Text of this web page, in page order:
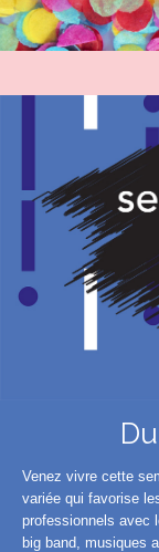
Venez vivre cette
variée qui favorise
professionnels avec
big band, musiques